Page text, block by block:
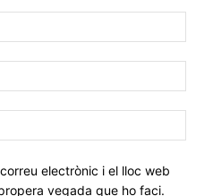
web:
electrònic i el lloc web
vegada que ho faci.